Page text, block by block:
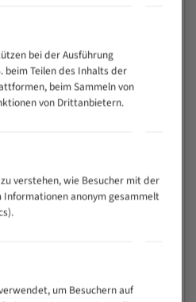
Lieferung von Waren, die
Bestimmung durch den
ist oder die eindeutig auf die
des Verbrauchers
geschweißt werden. Für
ausgeschlossen. Auf diesen
Bestellprozess vor Abgabe
dagegen bei vorgefertigter
Anpassung geliefert
bei der Ausführung
beim Teilen des Inhalts der
beim Sammeln von
von Drittanbietern.
verstehen, wie Besucher mit der
anonym gesammelt
um Besuchern auf